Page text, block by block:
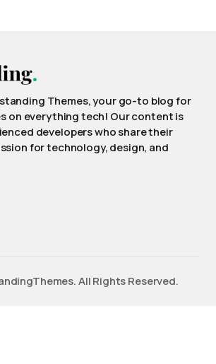
Themes, your go-to blog for
on everything tech! Our content is
developers who share their
for technology, design, and
All Rights Reserved.